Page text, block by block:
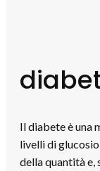
Il diabete è una
livelli di
della quantità e,